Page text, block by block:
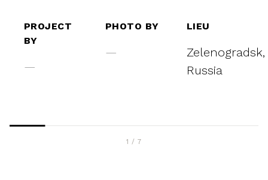
PROJECT
BY
—
PHOTO BY
—
LIEU
Zelenogradsk,
Russia
1 /7